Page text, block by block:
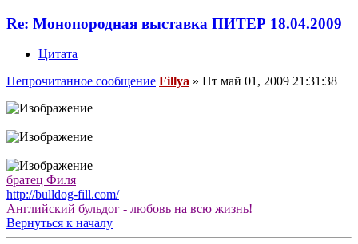
Re: Монопородная выставка ПИТЕР 18.04.2009
Цитата
Непрочитанное сообщение Fillya » Пт май 01, 2009 21:31:38
братец Филя
http://bulldog-fill.com/
Английский бульдог - любовь на всю жизнь!
Вернуться к началу